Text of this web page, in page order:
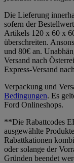
Die Lieferung
sofern der
Artikels 120 x 60 x
überschreiten.
und 80€ an.
Versand nach
Express-Versand
Verpackung und
Bedingungen. Es
Ford Onlineshops.
**Die Rabattcodes
ausgewählte
Rabattkationen
oder solange der
Gründen beendet